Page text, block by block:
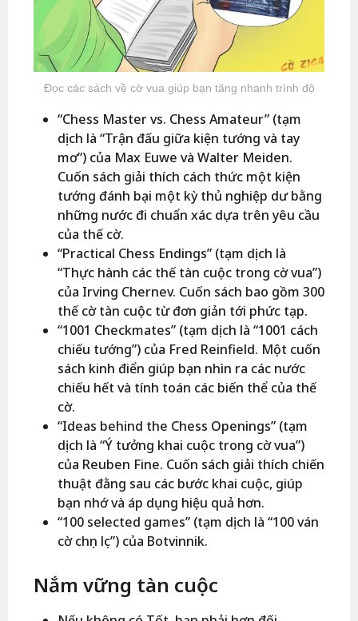
Đọc các sách về cờ vua giúp bạn tăng nhanh trình độ
“Chess Master vs. Chess Amateur” (tạm
dịch là “Trận đấu giữa kiện tướng và tay
mơ”) của Max Euwe và Walter Meiden.
Cuốn sách giải thích cách thức một kiện
tướng đánh bại một kỳ thủ nghiệp dư bằng
những nước đi chuẩn xác dựa trên yêu cầu
của thế cờ.
“Practical Chess Endings” (tạm dịch là
“Thực hành các thế tàn cuộc trong cờ vua”)
của Irving Chernev. Cuốn sách bao gồm 300
thế cờ tàn cuộc từ đơn giản tới phức tạp.
“1001 Checkmates” (tạm dịch là “1001 cách
chiếu tướng”) của Fred Reinfield. Một cuốn
sách kinh điển giúp bạn nhìn ra các nước
chiếu hết và tính toán các biến thể của thế
cờ.
“Ideas behind the Chess Openings” (tạm
dịch là “Ý tưởng khai cuộc trong cờ vua”)
của Reuben Fine. Cuốn sách giải thích chiến
thuật đằng sau các bước khai cuộc, giúp
bạn nhớ và áp dụng hiệu quả hơn.
“100 selected games” (tạm dịch là “100 ván
cờ chọn lọc”) của Botvinnik.
Nắm vững tàn cuộc